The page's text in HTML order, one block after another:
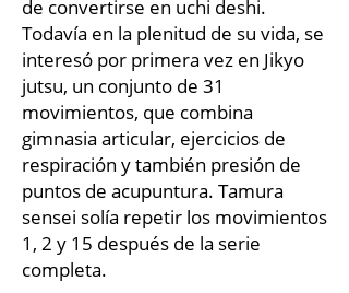
de convertirse en uchi deshi.
Todavía en la plenitud de su vida, se
interesó por primera vez en Jikyo
jutsu, un conjunto de 31
movimientos, que combina
gimnasia articular, ejercicios de
respiración y también presión de
puntos de acupuntura. Tamura
sensei solía repetir los movimientos
1, 2 y 15 después de la serie
completa.